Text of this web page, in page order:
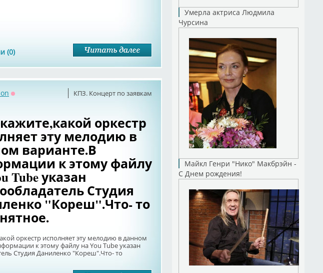
(0)
КПЗ. Концерт по заявкам
оркестр
эту мелодию в
варианте.В
к этому файлу
Tube указан
Студия
"Кореш".Что- то
оркестр исполняет эту мелодию в данном
к этому файлу на You Tube указан
Студия Даниленко "Кореш".Что- то
Умерла актриса Людмила
Чурсина
Майкл Генри "Нико" Макбрэйн -
С Днем рождения!